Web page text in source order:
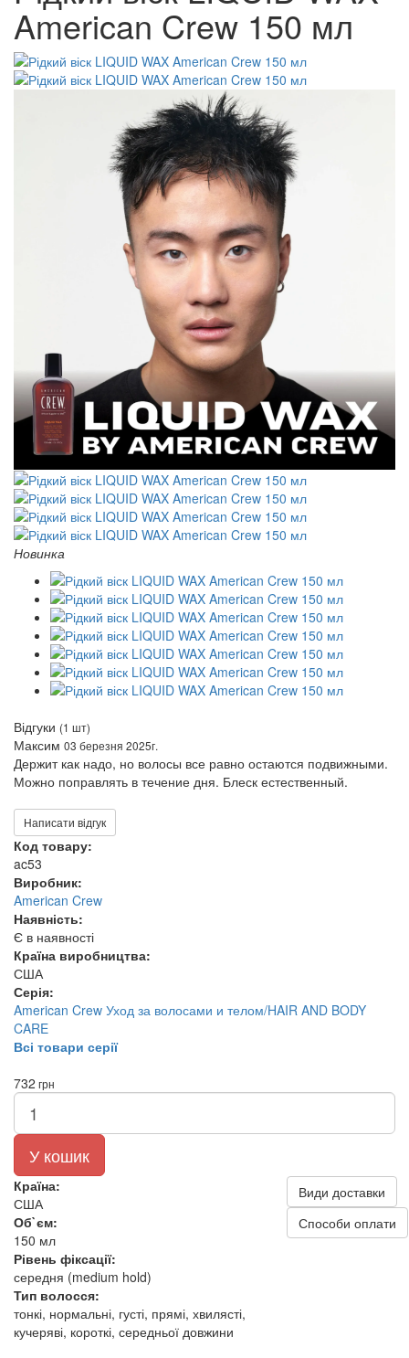
American Crew 150 мл
Новинка
Відгуки (1 шт)
Максим 03 березня 2025г.
Держит как надо, но волосы все равно остаются подвижными.
Можно поправлять в течение дня. Блеск естественный.
Написати відгук
Код товару:
ac53
Виробник:
American Crew
Наявність:
Є в наявності
Країна виробництва:
США
Серія:
American Crew Уход за волосами и телом/HAIR AND BODY
CARE
Всі товари серії
732 грн
У кошик
Країна:
США
Об`єм:
150 мл
Рівень фіксації:
середня (medium hold)
Тип волосся:
тонкі, нормальні, густі, прямі, хвилясті,
кучеряві, короткі, середньої довжини
Види доставки
Способи оплати